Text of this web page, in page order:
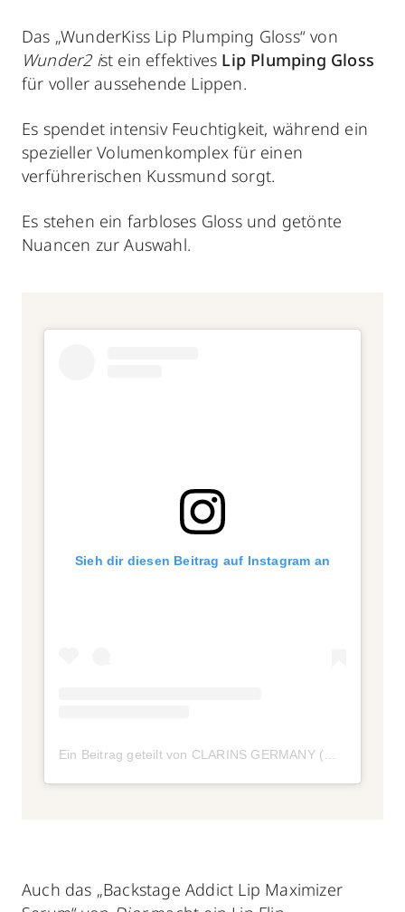
Das „WunderKiss Lip Plumping Gloss“ von
Wunder2 ist ein effektives Lip Plumping Gloss
für voller aussehende Lippen.
Es spendet intensiv Feuchtigkeit, während ein
spezieller Volumenkomplex für einen
verführerischen Kussmund sorgt.
Es stehen ein farbloses Gloss und getönte
Nuancen zur Auswahl.
Sieh dir diesen Beitrag auf Instagram an
Ein Beitrag geteilt von CLARINS GERMANY (@clarinsgermany)
Auch das „Backstage Addict Lip Maximizer